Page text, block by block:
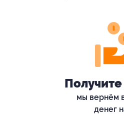
мы вернём
денег